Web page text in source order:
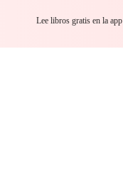
Lee libros gratis en la app